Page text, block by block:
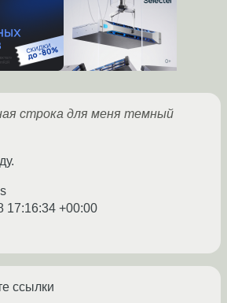
строка для меня темный
17:16:34 +00:00
ссылки